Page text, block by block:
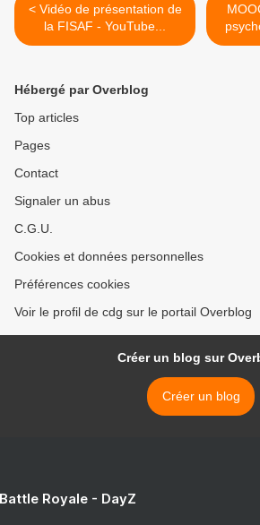
< Vidéo de présentation de
la FISAF - YouTube...
Hébergé par Overblog
Top articles
Pages
Contact
Signaler un abus
C.G.U.
Cookies et données personnelles
Préférences cookies
Voir le profil de cdg sur le portail Overblog
Créer un blog sur
Créer un blog
Royale - DayZ